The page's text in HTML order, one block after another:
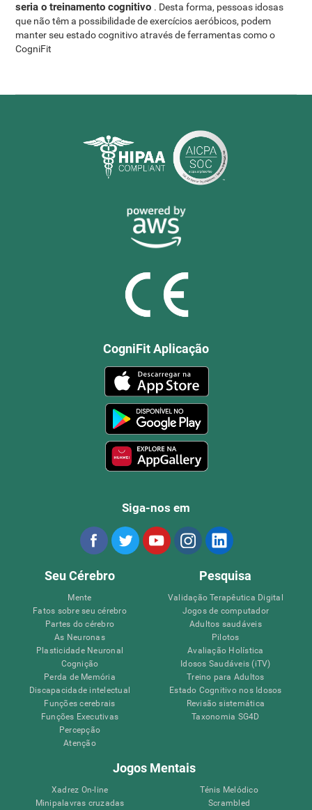
seria o treinamento cognitivo . Desta forma, pessoas idosas
que não têm a possibilidade de exercícios aeróbicos, podem
manter seu estado cognitivo através de ferramentas como o
CogniFit
CogniFit Aplicação
Siga-nos em
Seu Cérebro
Mente
Fatos sobre seu cérebro
Partes do cérebro
As Neuronas
Plasticidade Neuronal
Cognição
Perda de Memória
Discapacidade intelectual
Funções cerebrais
Funções Executivas
Percepção
Atenção
Pesquisa
Validação Terapêutica Digital
Jogos de computador
Adultos saudáveis
Pilotos
Avaliação Holística
Idosos Saudáveis (iTV)
Treino para Adultos
Estado Cognitivo nos Idosos
Revisão sistemática
Taxonomia SG4D
Jogos Mentais
Xadrez On-line
Minipalavras cruzadas
Ténis Melódico
Scrambled